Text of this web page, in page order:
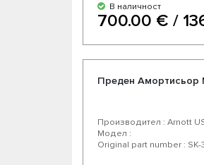
В наличност
700.00 € /
Преден Амортисьор
Производител : Arnott
Модел :
Original part number : SK-